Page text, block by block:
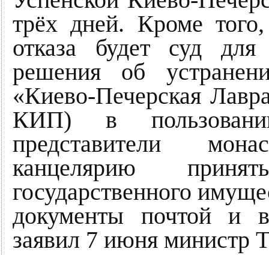
трёх дней. Кроме
отказа будет суд для
решения об
«Киево-Печерская
КИП) в
представители
канцелярию
государственного
документы почтой и
заявил 7 июня министр